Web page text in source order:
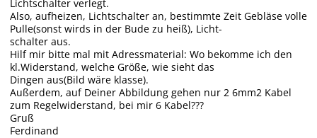
Lichtschalter verlegt.
Also, aufheizen, Lichtschalter an, bestimmte Zeit Gebläse volle
Pulle(sonst wirds in der Bude zu heiß), Licht-
schalter aus.
Hilf mir bitte mal mit Adressmaterial: Wo bekomme ich den
kl.Widerstand, welche Größe, wie sieht das
Dingen aus(Bild wäre klasse).
Außerdem, auf Deiner Abbildung gehen nur 2 6mm2 Kabel
zum Regelwiderstand, bei mir 6 Kabel???
Gruß
Ferdinand